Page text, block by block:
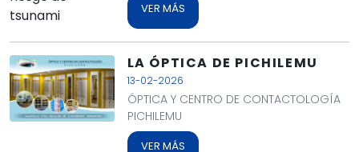
VER MÁS
LA ÓPTICA DE PICHILEMU
13-02-2026
ÓPTICA Y CENTRO DE CONTACTOLOGÍA
PICHILEMU
VER MÁS